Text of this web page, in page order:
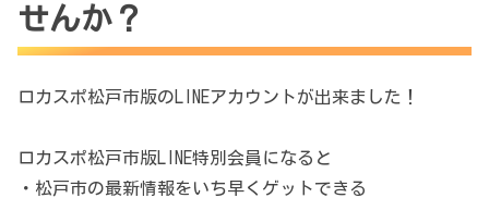
せんか？
ロカスポ松戸市版のLINEアカウントが出来ました！
ロカスポ松戸市版LINE特別会員になると
・松戸市の最新情報をいち早くゲットできる